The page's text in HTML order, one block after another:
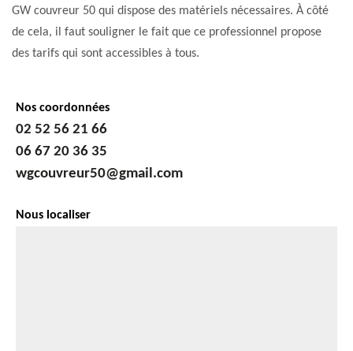
GW couvreur 50 qui dispose des matériels nécessaires. À côté
de cela, il faut souligner le fait que ce professionnel propose
des tarifs qui sont accessibles à tous.
Nos coordonnées
02 52 56 21 66
06 67 20 36 35
wgcouvreur50@gmail.com
Nous localiser